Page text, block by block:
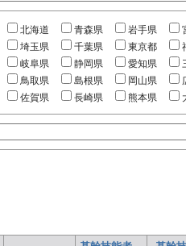
北海道 青森県 岩手県
埼玉県
千葉県 東京都
岐阜県
静岡県 愛知県
鳥取県
島根県 岡山県
佐賀県
長崎県 熊本県